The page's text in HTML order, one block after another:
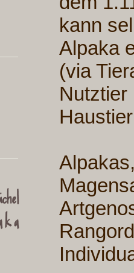
kann
Alpaka
(via
Nutztier